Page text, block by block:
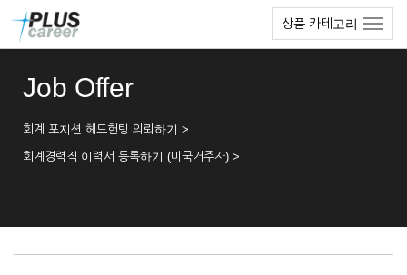
상품 카테고리
Job Offer
회계 포지션 헤드헌팅 의뢰하기 >
회계경력직 이력서 등록하기 (미국거주자) >